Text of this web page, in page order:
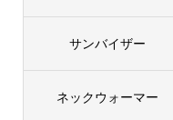
サンバイザー
ネックウォーマー